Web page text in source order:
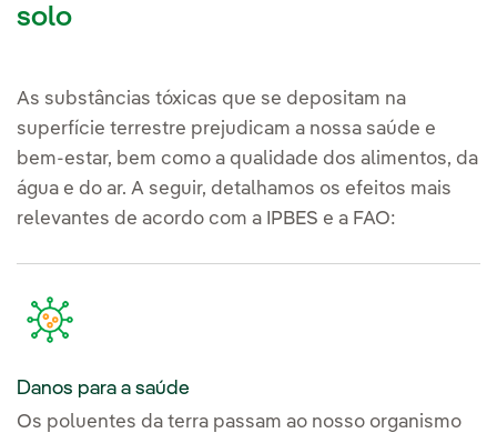
solo
As substâncias tóxicas que se depositam na
superfície terrestre prejudicam a nossa saúde e
bem-estar, bem como a qualidade dos alimentos, da
água e do ar. A seguir, detalhamos os efeitos mais
relevantes de acordo com a IPBES e a FAO:
Danos para a saúde
Os poluentes da terra passam ao nosso organismo